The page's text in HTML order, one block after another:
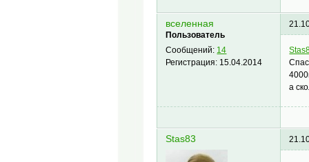
вселенная
Пользователь
Сообщений: 14
Регистрация: 15.04.2014
а
Stas83